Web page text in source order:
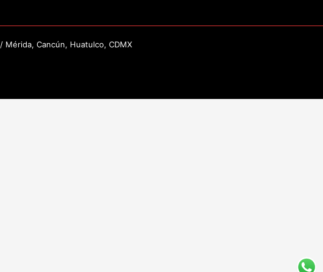
/ Mérida, Cancún, Huatulco, CDMX